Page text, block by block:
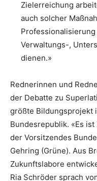
Zielerreichung
auch solcher
Verwaltungs-,
dienen.»
Rednerinnen und
der Debatte zu
größte Bildungsprojekt
Bundesrepublik. «Es
der Vorsitzendes
Gehring (Grüne). Aus
Zukunftslabore
Ria Schröder sprach